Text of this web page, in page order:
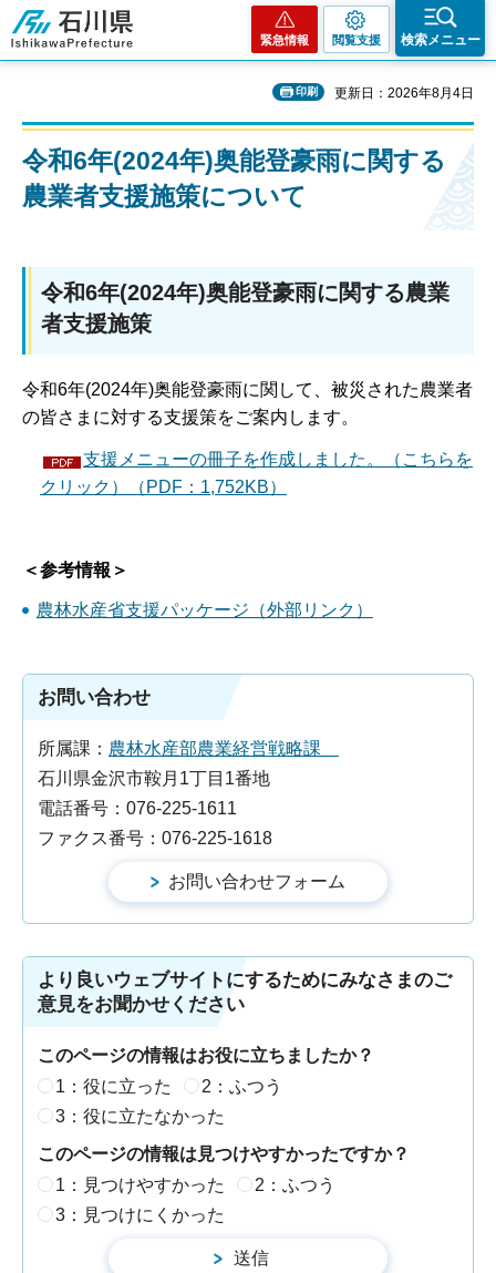
石川県
緊急情報 閲覧支援 検索メニュー
印刷 更新日：2026年8月4日
令和6年(2024年)奥能登豪雨に関する
農業者支援施策について
令和6年(2024年)奥能登豪雨に関する農業
者支援施策
令和6年(2024年)奥能登豪雨に関して、被災された農業者
の皆さまに対する支援策をご案内します。
支援メニューの冊子を作成しました。（こちらを
クリック）（PDF：1,752KB）
＜参考情報＞
農林水産省支援パッケージ（外部リンク）
お問い合わせ
所属課： 農林水産部農業経営戦略課
石川県金沢市鞍月1丁目1番地
電話番号：076-225-1611
ファクス番号：076-225-1618
より良いウェブサイトにするためにみなさまのご
意見をお聞かせください
このページの情報はお役に立ちましたか？
1：役に立った
2：ふつう
3：役に立たなかった
このページの情報は見つけやすかったですか？
1：見つけやすかった
2：ふつう
3：見つけにくかった